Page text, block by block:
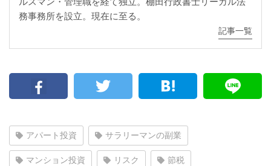
務事務所を設立。現在に至る。
記事一覧
アパート投資 サラリーマンの副業
マンション投資 リスク 節税